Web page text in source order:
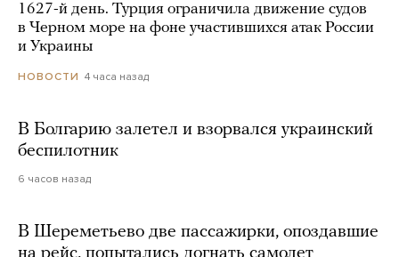
1627-й день. Турция ограничила движение судов
в Черном море на фоне участившихся атак России
и Украины
НОВОСТИ 4 часа назад
В Болгарию залетел и взорвался украинский
беспилотник
6 часов назад
В Шереметьево две пассажирки, опоздавшие